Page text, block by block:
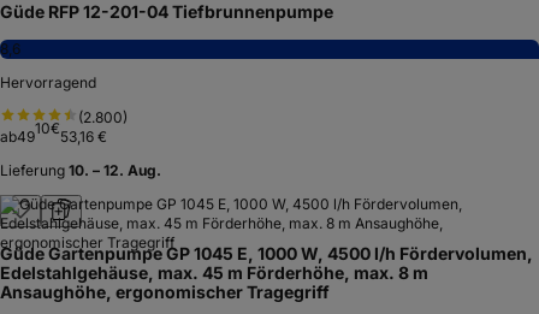
Güde RFP 12-201-04 Tiefbrunnenpumpe
8,6
Hervorragend
(2.800)
ab4910€53,16 €
Lieferung 10. – 12. Aug.
Güde Gartenpumpe GP 1045 E, 1000 W, 4500 l/h Fördervolumen,
Edelstahlgehäuse, max. 45 m Förderhöhe, max. 8 m
Ansaughöhe, ergonomischer Tragegriff